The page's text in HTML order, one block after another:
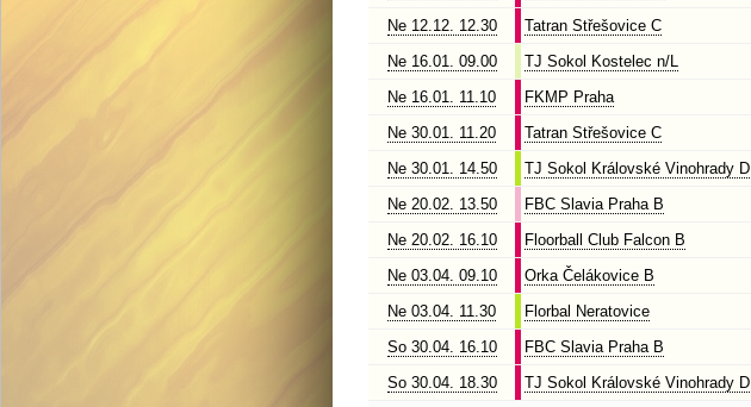
Ne 12.12. 12.30 Tatran Střešovice C
Ne 16.01. 09.00 TJ Sokol Kostelec n/L
Ne 16.01. 11.10 FKMP Praha
Ne 30.01. 11.20 Tatran Střešovice C
Ne 30.01. 14.50 TJ Sokol Královské Vinohrady D
Ne 20.02. 13.50 FBC Slavia Praha B
Ne 20.02. 16.10 Floorball Club Falcon B
Ne 03.04. 09.10 Orka Čelákovice B
Ne 03.04. 11.30 Florbal Neratovice
So 30.04. 16.10 FBC Slavia Praha B
So 30.04. 18.30 TJ Sokol Královské Vinohrady D